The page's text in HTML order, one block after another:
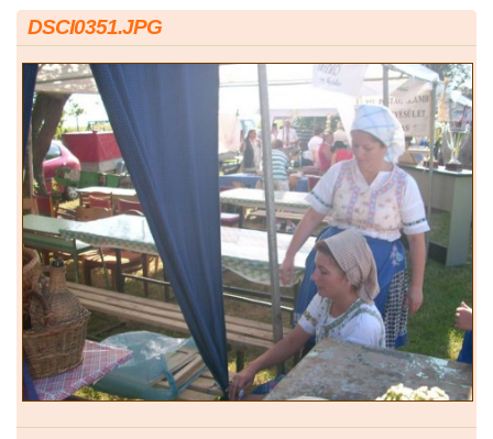
DSCI0351.JPG